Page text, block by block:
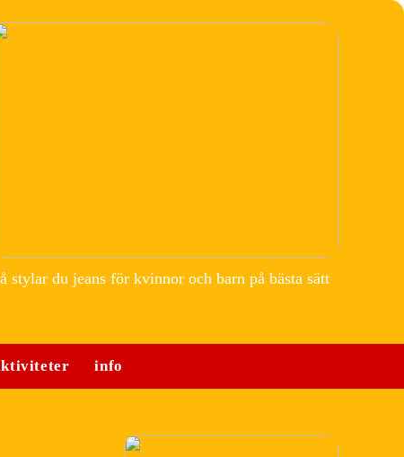
stylar du jeans för kvinnor och barn på bästa sätt
info